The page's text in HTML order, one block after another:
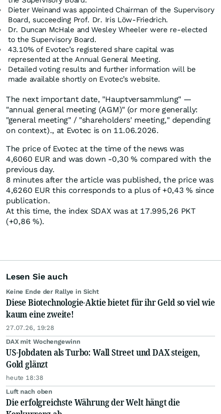
Dieter Weinand was appointed Chairman of the Supervisory
Board, succeeding Prof. Dr. Iris Löw‑Friedrich.
Dr. Duncan McHale and Wesley Wheeler were re‑elected
to the Supervisory Board.
43.10% of Evotec’s registered share capital was
represented at the Annual General Meeting.
Detailed voting results and further information will be
made available shortly on Evotec’s website.
The next important date, "Hauptversammlung" —
"annual general meeting (AGM)" (or more generally:
"general meeting" / "shareholders' meeting," depending
on context)., at Evotec is on 11.06.2026.
The price of Evotec at the time of the news was
4,6060 EUR and was down -0,30% compared with the
previous day.
8 minutes after the article was published, the price was
4,6260 EUR this corresponds to a plus of +0,43% since
publication.
At this time, the index SDAX was at 17.995,26 PKT
(+0,86 %).
Lesen Sie auch
Keine Ende der Rallye in Sicht
Diese Biotechnologie-Aktie bietet für ihr Geld so viel wie
kaum eine zweite!
27.07.26, 19:28
DAX mit Wochengewinn
US-Jobdaten als Turbo: Wall Street und DAX steigen,
Gold glänzt
heute 18:38
Luft nach oben
Die erfolgreichste Währung der Welt hängt die